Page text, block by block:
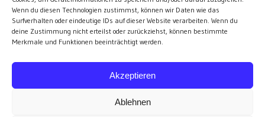
Wenn du diesen Technologien zustimmst, können wir Daten wie das
Surfverhalten oder eindeutige IDs auf dieser Website verarbeiten. Wenn du
deine Zustimmung nicht erteilst oder zurückziehst, können bestimmte
Merkmale und Funktionen beeinträchtigt werden.
Akzeptieren
Ablehnen
Ungarn ist demokratischer als Österreich
alle Artikel